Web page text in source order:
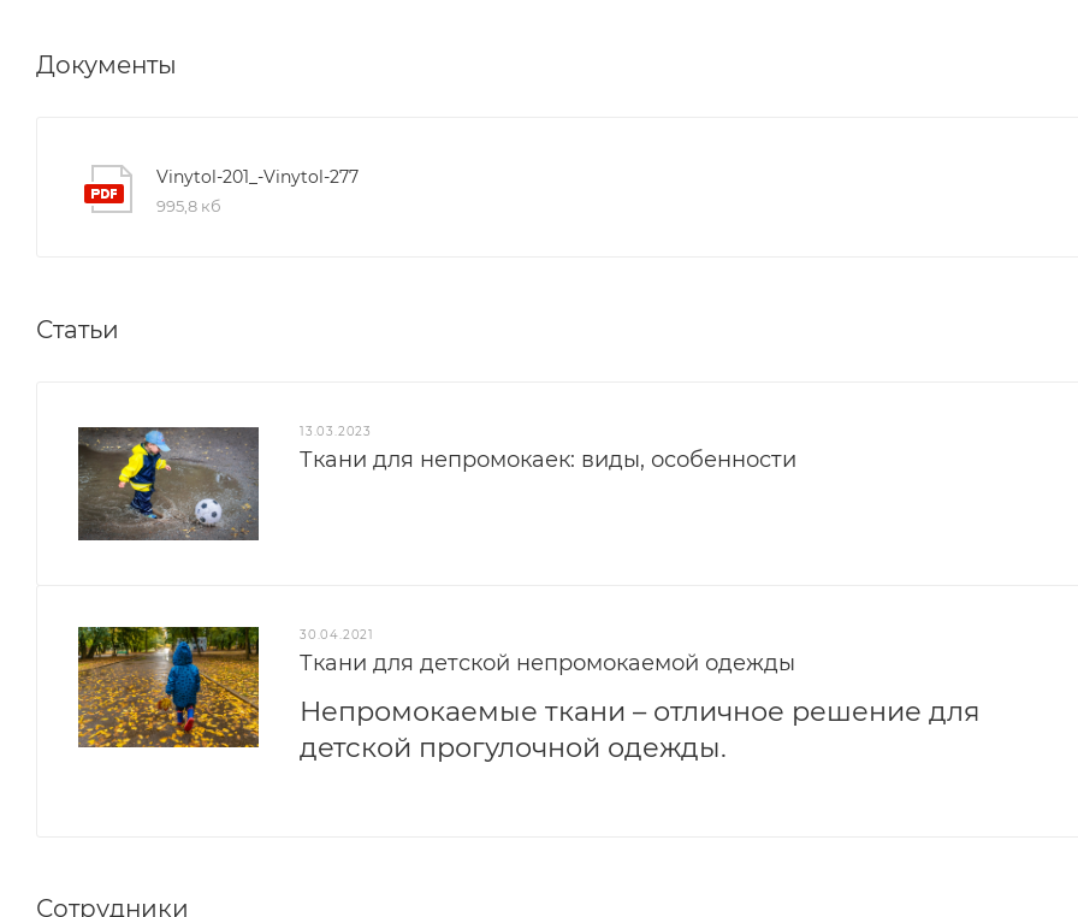
Документы
Vinytol-201_-Vinytol-277
995,8 кб
Статьи
13.03.2023
Ткани для непромокаек: виды, особенности
30.04.2021
Ткани для детской непромокаемой одежды
Непромокаемые ткани – отличное решение для
детской прогулочной одежды.
Сотрудники